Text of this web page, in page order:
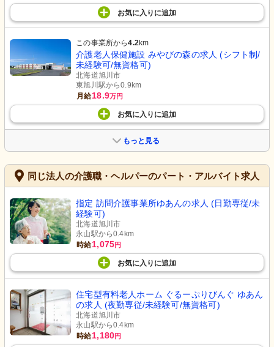
お気に入り に追加
この事業所から4.2km
介護老人保健施設 みやびの森の求人 (シフト制/
未経験可/無資格可)
北海道旭川市
東旭川駅から0.9km
月給18.9万円
お気に入り に追加
もっと見る
同じ法人の介護職・ヘルパーのパート・アルバイト求人
指定 訪問介護事業所ゆあんの求人 (日勤専従/未
経験可)
北海道旭川市
永山駅から0.4km
時給1,075円
お気に入り に追加
住宅型有料老人ホーム ぐるーぷりびんぐ ゆあん
の求人 (夜勤専従/未経験可/無資格可)
北海道旭川市
永山駅から0.4km
時給1,180円